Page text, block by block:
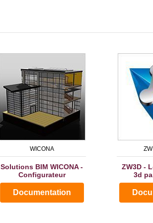
WICONA
Solutions BIM WICONA -
Configurateur
Documentation
ZW3D -
3d